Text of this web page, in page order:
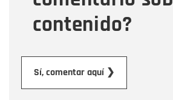
contenido?
Sí, comentar aquí ❯